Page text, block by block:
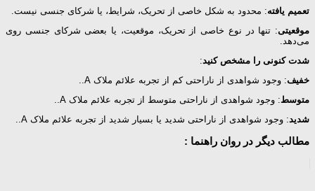
تعمیم یافته: محدود به شکل خاصی از تحریک، شرایط، یا شرکای جنسی نیست.
موقعیتی: تنها در نوع خاصی از تحریک، موقعیت، یا بعضی شرکای جنسی روی
می‌دهد.
شدت کنونی را مشخص کنید:
خفیف: وجود شواهدی از ناراحتی کم از تجربه علائم‌ ملاک A..
متوسط: وجود شواهدی از ناراحتی متوسط از تجربه علائم‌ ملاک A..
شدید: وجود شواهدی از ناراحتی شدید یا بسیار شدید از تجربه علائم‌ ملاک A..
مطالب دیگر در روان راهنما :